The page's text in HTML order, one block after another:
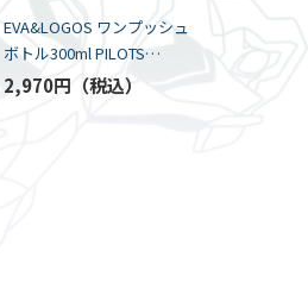
EVA&LOGOS ワンプッシュ
ボトル300ml PILOTS
ver./EVA-05
2,970円